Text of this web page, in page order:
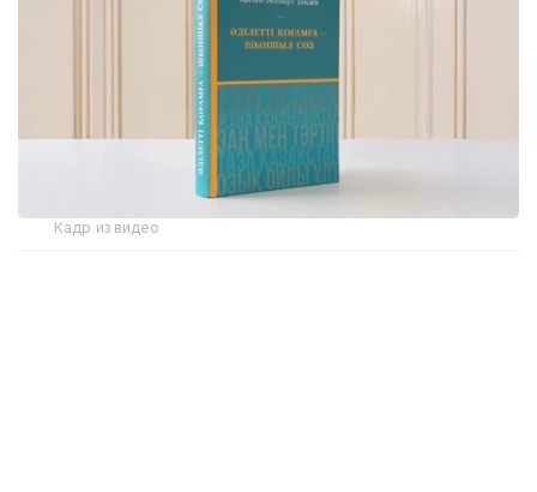
Кадр из видео